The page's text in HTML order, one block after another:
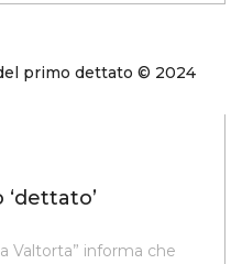
Valtorta” informa che